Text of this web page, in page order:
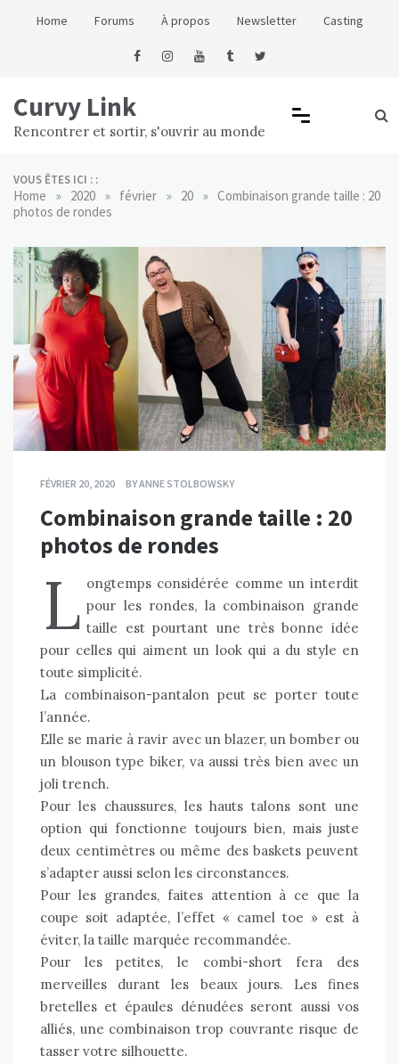
Home Forums À propos Newsletter Casting
Curvy Link
Rencontrer et sortir, s'ouvrir au monde
VOUS ÊTES ICI : :
Home » 2020 » février » 20 » Combinaison grande taille : 20
photos de rondes
FÉVRIER 20, 2020 BYANNE STOLBOWSKY
Combinaison grande taille : 20
photos de rondes
L ongtemps considérée comme un interdit
pour les rondes, la combinaison grande
taille est pourtant une très bonne idée
pour celles qui aiment un look qui a du style en
toute simplicité.
La combinaison-pantalon peut se porter toute
l’année.
Elle se marie à ravir avec un blazer, un bomber ou
un blouson type biker, va aussi très bien avec un
joli trench.
Pour les chaussures, les hauts talons sont une
option qui fonctionne toujours bien, mais juste
deux centimètres ou même des baskets peuvent
s’adapter aussi selon les circonstances.
Pour les grandes, faites attention à ce que la
coupe soit adaptée, l’effet « camel toe » est à
éviter, la taille marquée recommandée.
Pour les petites, le combi-short fera des
merveilles durant les beaux jours. Les fines
bretelles et épaules dénudées seront aussi vos
alliés, une combinaison trop couvrante risque de
tasser votre silhouette.